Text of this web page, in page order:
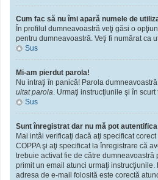
Cum fac să nu îmi apară numele de
În profilul dumneavoastră veţi găsi o
pentru dumneavoastră. Veţi fi numărat ca
Sus
Mi-am pierdut parola!
Nu intraţi în panică! Parola
uitat parola. Urmaţi instrucţiunile şi în
Sus
Sunt înregistrat dar nu mă pot
Mai intâi verificaţi dacă aţi specificat
COPPA şi aţi specificat la înregistrare că
trebuie activat fie de către
primit un email atunci urmaţi
adresa de e-mail folosită este corectă